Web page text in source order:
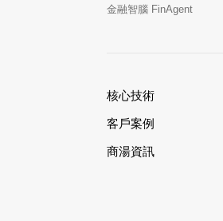
金融智腦 FinAgent
核心技術
客戶案例
商湯資訊